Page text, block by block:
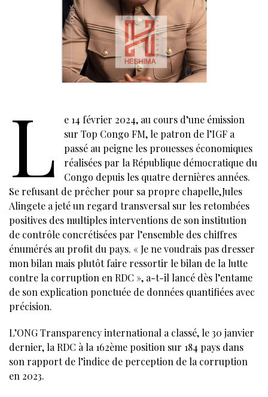
L
e 14 février 2024, au cours d’une émission
sur Top Congo FM, le patron de l’IGF a
passé au peigne les prouesses économiques
réalisées par la République démocratique du
Congo depuis les quatre dernières années.
Se refusant de prêcher pour sa propre chapelle,Jules
Alingete a jeté un regard transversal sur les retombées
positives des multiples interventions de son institution
de contrôle concrétisées par l’ensemble des chiffres
énumérés au profit du pays. « Je ne voudrais pas dresser
mon bilan mais plutôt faire ressortir le bilan de la lutte
contre la corruption en RDC », a-t-il lancé dès l’entame
de son explication ponctuée de données quantifiées avec
précision.
L’ONG Transparency international a classé, le 30 janvier
dernier, la RDC à la 162ème position sur 184 pays dans
son rapport de l’indice de perception de la corruption
en 2023.